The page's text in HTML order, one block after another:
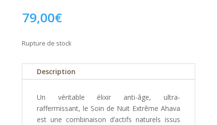
79,00€
Rupture de stock
Description
Un véritable élixir anti-âge, ultra-
raffermissant, le Soin de Nuit Extrême Ahava
est une combinaison d’actifs naturels issus